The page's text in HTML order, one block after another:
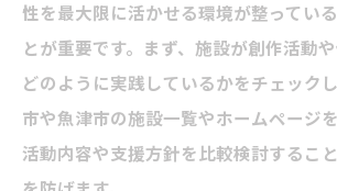
性を最大限に活かせる環境が整ってい
とが重要です。まず、施設が創作活動
どのように実践しているかをチェック
市や魚津市の施設一覧やホームページ
活動内容や支援方針を比較検討するこ